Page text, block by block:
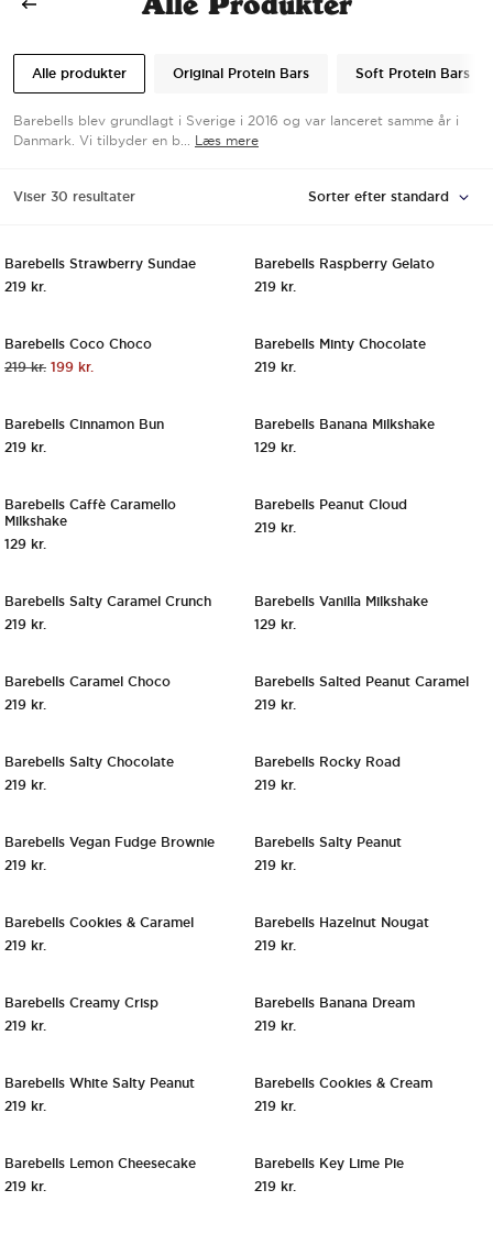
Alle Produkter
Barebells blev grundlagt i Sverige i 2016 og var lanceret samme år i
Danmark. Vi tilbyder en b... Læs mere
Alle produkter Original Protein Bars Soft Protein Bars
Viser 30 resultater
NYHED!
Barebells Strawberry Sundae
219 kr.
NYHED!
Barebells Raspberry Gelato
219 kr.
SALE!
Hurtigt Overblik
Barebells Coco Choco
219kr. Den
var:
199 kr.Den
er:
Barebells Minty Chocolate
219 kr.
NYHED!
Hurtigt Overblik
Barebells Cinnamon Bun
219 kr.
Barebells Banana Milkshake
129 kr.
NYHED!
Hurtigt Overblik
Barebells Caffè Caramello
Milkshake
129 kr.
Barebells Peanut Cloud
219 kr.
Barebells Salty Caramel Crunch
219 kr.
Barebells Vanilla Milkshake
129 kr.
Hurtigt Overblik
Barebells Caramel Choco
219 kr.
Barebells Salted Peanut Caramel
219 kr.
Hurtigt Overblik
Barebells Salty Chocolate
219 kr.
Barebells Rocky Road
219 kr.
Hurtigt Overblik
Barebells Vegan Fudge Brownie
219 kr.
Barebells Salty Peanut
219 kr.
Hurtigt Overblik
Barebells Cookies & Caramel
219 kr.
Barebells Hazelnut Nougat
219 kr.
Hurtigt Overblik
Barebells Creamy Crisp
219 kr.
Barebells Banana Dream
219 kr.
Hurtigt Overblik
Barebells White Salty Peanut
219 kr.
Barebells Cookies & Cream
219 kr.
Hurtigt Overblik
Barebells Lemon Cheesecake
219 kr.
Barebells Key Lime Pie
219 kr.
Hurtigt Overblik